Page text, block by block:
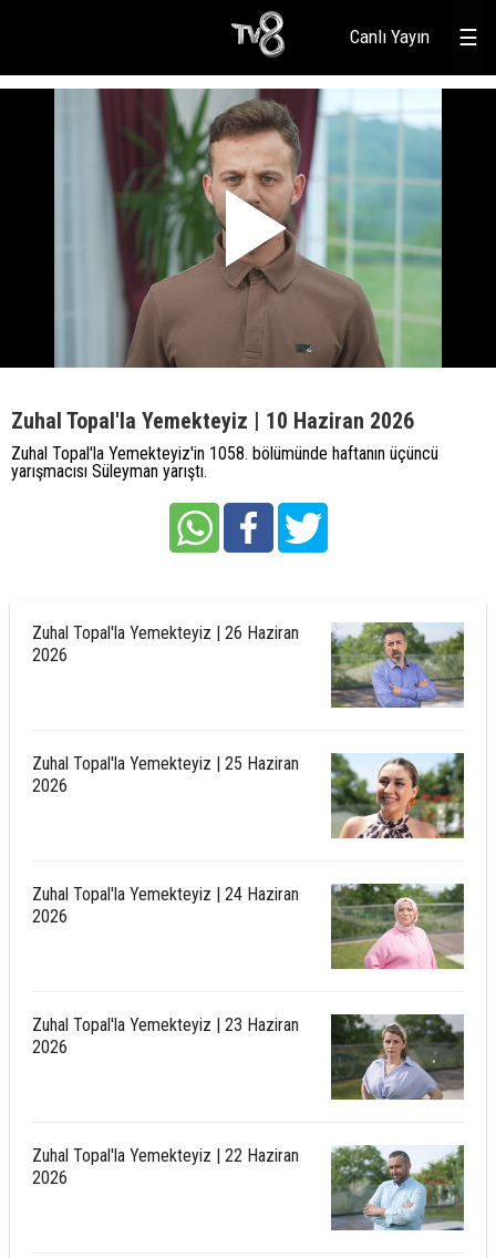
☰
Canlı Yayın
Zuhal Topal'la Yemekteyiz | 10 Haziran 2026
Zuhal Topal'la Yemekteyiz'in 1058. bölümünde haftanın üçüncü
yarışmacısı Süleyman yarıştı.
Zuhal Topal'la Yemekteyiz | 26 Haziran
2026
Zuhal Topal'la Yemekteyiz | 25 Haziran
2026
Zuhal Topal'la Yemekteyiz | 24 Haziran
2026
Zuhal Topal'la Yemekteyiz | 23 Haziran
2026
Zuhal Topal'la Yemekteyiz | 22 Haziran
2026